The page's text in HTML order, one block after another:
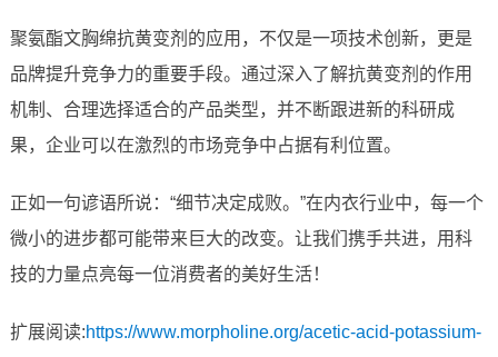
聚氨酯文胸绵抗黄变剂的应用，不仅是一项技术创新，更是
品牌提升竞争力的重要手段。通过深入了解抗黄变剂的作用
机制、合理选择适合的产品类型，并不断跟进新的科研成
果，企业可以在激烈的市场竞争中占据有利位置。
正如一句谚语所说：“细节决定成败。”在内衣行业中，每一个
微小的进步都可能带来巨大的改变。让我们携手共进，用科
技的力量点亮每一位消费者的美好生活！
扩展阅读:https://www.morpholine.org/acetic-acid-potassium-